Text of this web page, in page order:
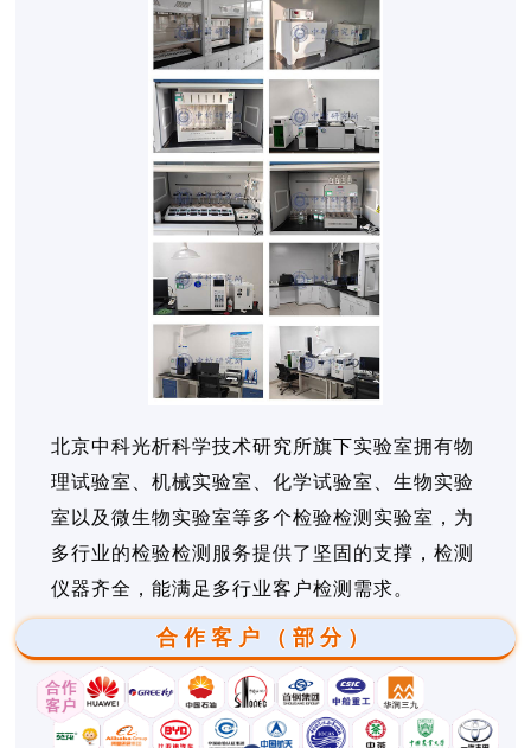
北京中科光析科学技术研究所旗下实验室拥有物
理试验室、机械实验室、化学试验室、生物实验
室以及微生物实验室等多个检验检测实验室，为
多行业的检验检测服务提供了坚固的支撑，检测
仪器齐全，能满足多行业客户检测需求。
合作客户（部分）